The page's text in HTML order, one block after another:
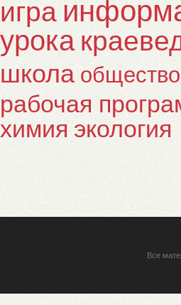
игра
урока
школа
рабочая
химия экология
Все